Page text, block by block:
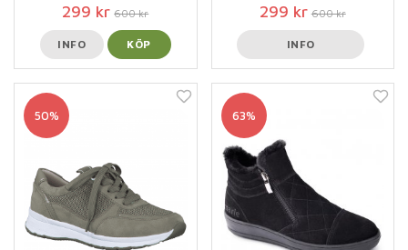
299 kr 600 kr
INFO KÖP
299 kr 600 kr
INFO
50% 63%